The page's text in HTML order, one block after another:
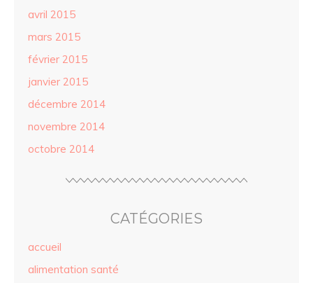
avril 2015
mars 2015
février 2015
janvier 2015
décembre 2014
novembre 2014
octobre 2014
CATÉGORIES
accueil
alimentation santé